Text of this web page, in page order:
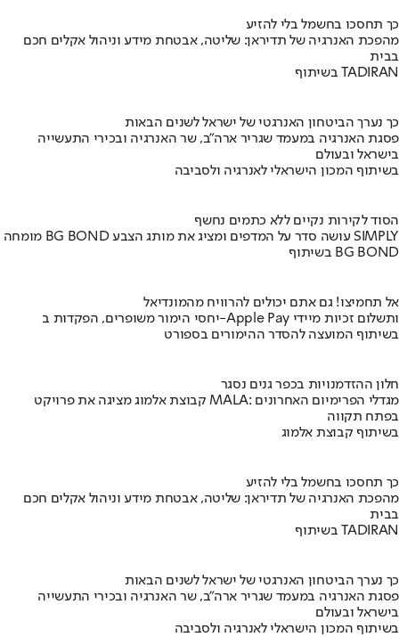
כך תחסכו בחשמל בלי להזיע
מהפכת האנרגיה של תדיראן: שליטה, אבטחת מידע וניהול אקלים חכם
בבית
בשיתוף TADIRAN
כך נערך הביטחון האנרגטי של ישראל לשנים הבאות
פסגת האנרגיה במעמד שגריר ארה"ב, שר האנרגיה ובכירי התעשייה
בישראל ובעולם
בשיתוף המכון הישראלי לאנרגיה ולסביבה
הסוד לקירות נקיים ללא כתמים נחשף
מומחה BG BOND עושה סדר על המדפים ומציג את מותג הצבע SIMPLY
בשיתוף BG BOND
אל תחמיצו! גם אתם יכולים להרוויח מהמונדיאל
יחסי הימור משופרים, הפקדות ב-Apple Pay ותשלום זכיות מיידי
בשיתוף המועצה להסדר ההימורים בספורט
חלון ההזדמנויות בכפר גנים נסגר
קבוצת אלמוג מציגה את פרויקט MALA: מגדלי הפרימיום האחרונים
בפתח תקווה
בשיתוף קבוצת אלמוג
כך תחסכו בחשמל בלי להזיע
מהפכת האנרגיה של תדיראן: שליטה, אבטחת מידע וניהול אקלים חכם
בבית
בשיתוף TADIRAN
כך נערך הביטחון האנרגטי של ישראל לשנים הבאות
פסגת האנרגיה במעמד שגריר ארה"ב, שר האנרגיה ובכירי התעשייה
בישראל ובעולם
בשיתוף המכון הישראלי לאנרגיה ולסביבה